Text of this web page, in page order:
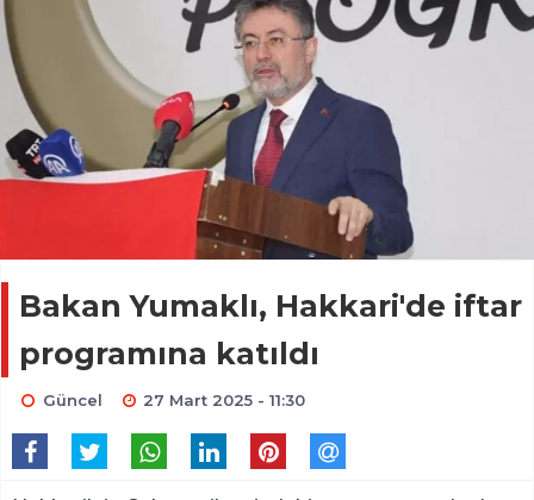
Bakan Yumaklı, Hakkari'de iftar
programına katıldı
Güncel 27 Mart 2025 - 11:30